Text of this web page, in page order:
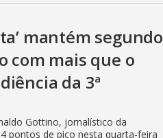
mantém segundo
com mais que o
da 3ª
Gottino, jornalístico da
pontos de pico nesta quarta-feira